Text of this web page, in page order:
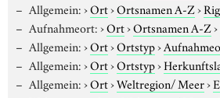
Allgemein:›Ort›Ortsnamen A-Z›
Aufnahmeort:›Ort›Ortsnamen A-Z›
Allgemein:›Ort›Ortstyp›
Allgemein:›Ort›Ortstyp›
Allgemein:›Ort›Weltregion/ Meer›